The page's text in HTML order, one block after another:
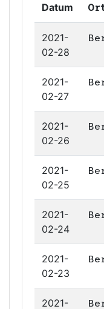
Datum
2021-
02-28
2021-
02-27
2021-
02-26
2021-
02-25
2021-
02-24
2021-
02-23
2021-